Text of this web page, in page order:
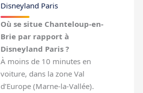
Disneyland Paris
Où se situe Chanteloup-en-
Brie par rapport à
Disneyland Paris ?
À moins de 10 minutes en
voiture, dans la zone Val
d’Europe (Marne-la-Vallée).